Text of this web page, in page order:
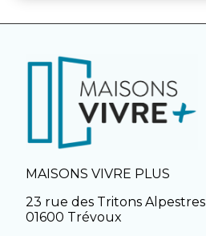
MAISONS VIVRE PLUS
23 rue des Tritons Alpestres
01600 Trévoux